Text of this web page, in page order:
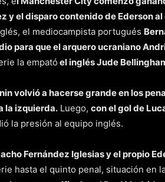
y el disparo contenido de Ederson
el mediocampista portugués
para que el arquero ucraniano
la empató el inglés Jude
volvió a hacerse grande en los
la izquierda. Luego, con el gol de
la presión al equipo inglés.
Fernández Iglesias y el propio
hasta el quinto penal, situación en